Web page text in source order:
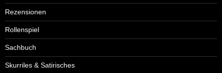
Rezensionen
Rollenspiel
Sachbuch
Skurriles & Satirisches